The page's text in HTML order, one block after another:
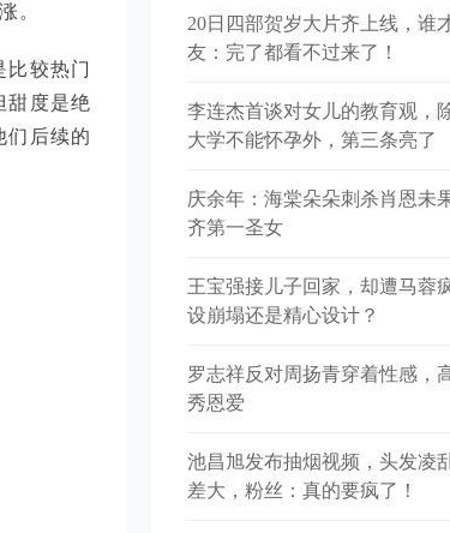
。
比较热门
甜度是绝
们后续的
20日四部贺岁大片齐上线，谁
友：完了都看不过来了！
李连杰首谈对女儿的教育观，
大学不能怀孕外，第三条亮了
庆余年：海棠朵朵刺杀肖恩未
齐第一圣女
王宝强接儿子回家，却遭马蓉
设崩塌还是精心设计？
罗志祥反对周扬青穿着性感，
秀恩爱
池昌旭发布抽烟视频，头发凌
差大，粉丝：真的要疯了！